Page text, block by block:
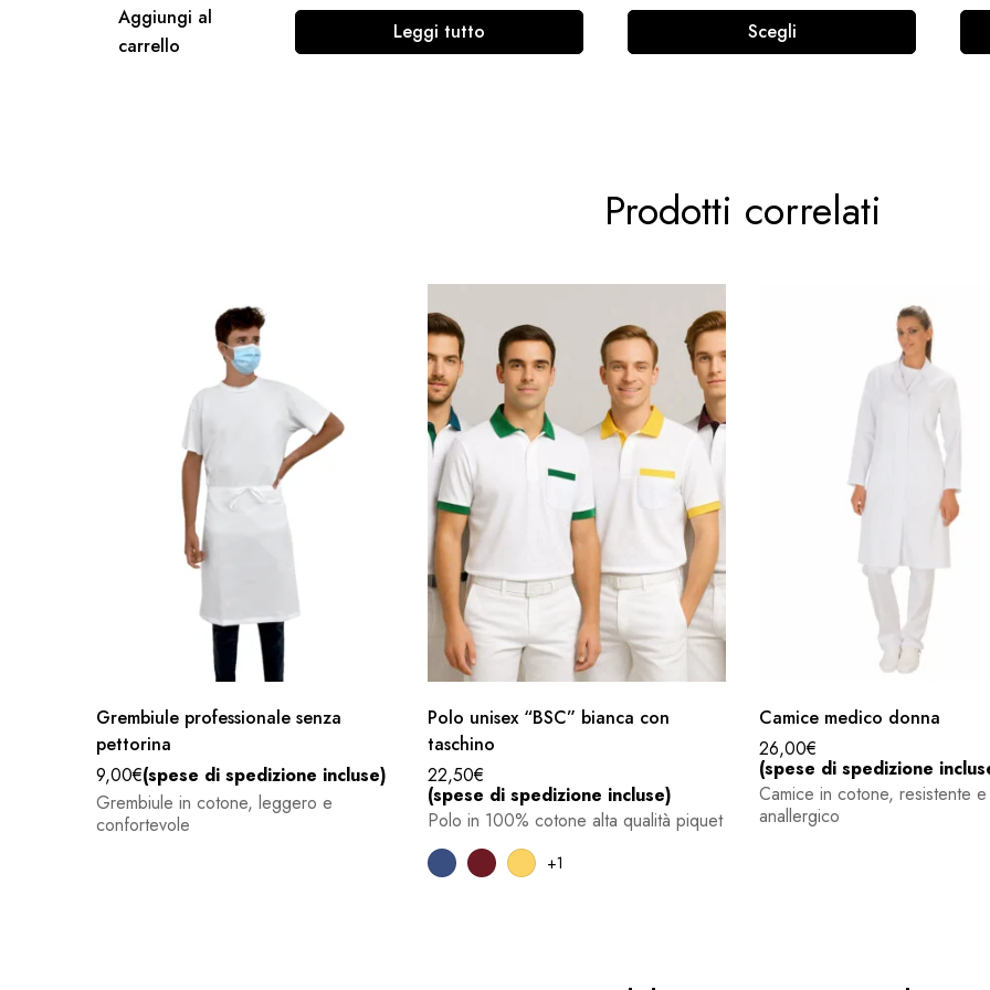
Aggiungi al
carrello
Leggi tutto Scegli
Prodotti correlati
Grembiule professionale senza
pettorina
9,00€(spese di spedizione incluse)
Grembiule in cotone, leggero e
confortevole
Polo unisex “BSC” bianca con
taschino
22,50€
(spese di spedizione incluse)
Polo in 100% cotone alta qualità piquet
+1
Camice medico donna
26,00€
(spese di spedizione
Camice in cotone, resistente e
anallergico